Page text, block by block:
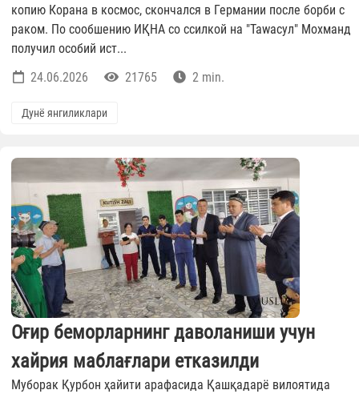
копию Корана в космос, скончался в Германии после борби с
раком. По сообшению ИҚНА со ссилкой на "Таwасул" Мохманд
получил особий ист...
24.06.2026
21765 2 min.
Дунё янгиликлари
Оғир беморларнинг даволаниши учун
хайрия маблағлари етказилди
Муборак Қурбон ҳайити арафасида Қашқадарё вилоятида